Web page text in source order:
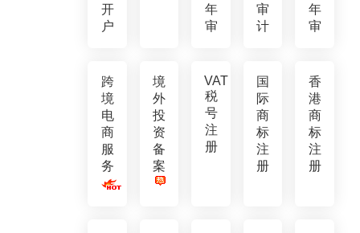
开
户
年
审
审
计
年
审
跨
境
电
商
服
务
境
外
投
资
备
案
VAT
税
号
注
册
国
际
商
标
注
册
香
港
商
标
注
册